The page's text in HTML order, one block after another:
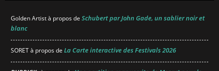
Golden Artistà propos de Schubert par John Gade, un sablier noir et
blanc
SORETà propos de La Carte interactive des Festivals 2026